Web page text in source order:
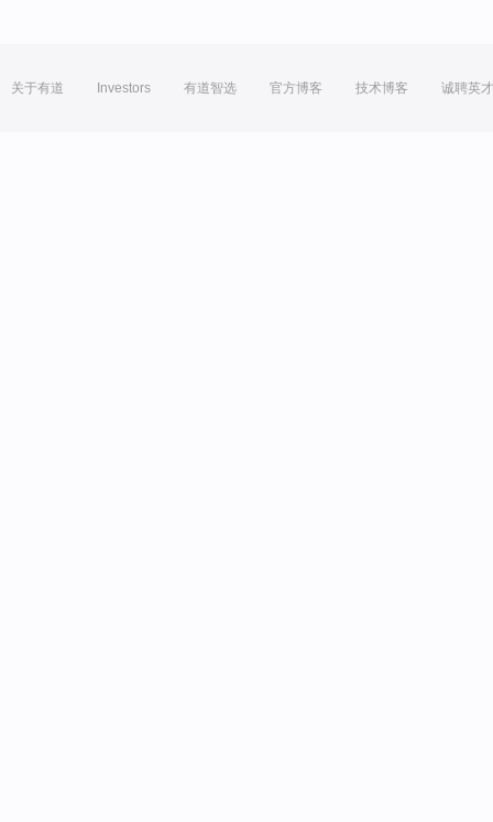
关于有道 Investors 有道智选 官方博客 技术博客 诚聘英才